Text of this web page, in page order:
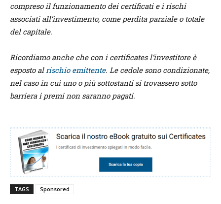
compreso il funzionamento dei certificati e i rischi
associati all’investimento, come perdita parziale o totale
del capitale.
Ricordiamo anche che con i certificates l’investitore è
esposto al rischio emittente. Le cedole sono condizionate,
nel caso in cui uno o più sottostanti si trovassero sotto
barriera i premi non saranno pagati.
TAGS Sponsored